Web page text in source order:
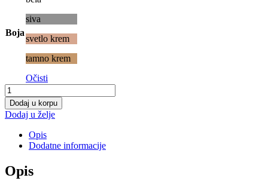
Boja
siva
svetlo krem
tamno krem
Očisti
Pedalka
KNIT
12l
količina
Dodaj u korpu
Dodaj u želje
Opis
Dodatne informacije
Opis